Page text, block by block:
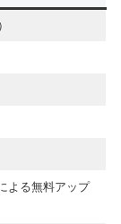
よる無料アップ